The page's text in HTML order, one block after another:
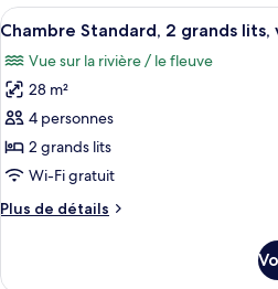
2
grands
lits
type
de
Chambre
Standard,
grands
lits
Afficher
toutes
les
photos
pour
ce
type
chambre :
4
Chambre Standard, 2 grands
Vue sur la rivière / le fleuve
28 m²
4 personnes
2 grands lits
Wi-Fi gratuit
Plus de détails
Plus